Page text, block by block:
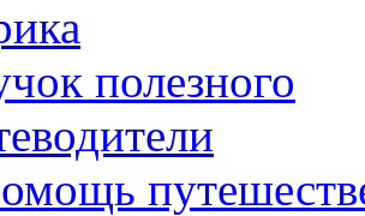
полезного